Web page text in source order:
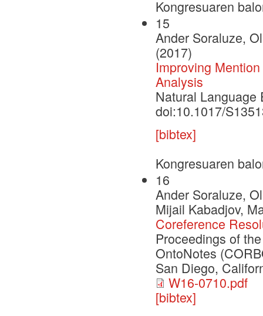
Kongresuaren
15
Ander Soraluze,
(2017)
Improving
Analysis
Natural Language
doi:10.1017/
[bibtex]
Kongresuaren
16
Ander Soraluze,
Mijail Kabadjov,
Coreference
Proceedings of
OntoNotes
San Diego,
W16-0710.pdf
[bibtex]